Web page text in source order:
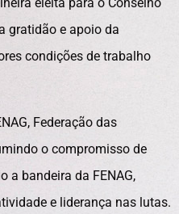
gratidão e apoio da
condições de trabalho
Federação das
o compromisso de
a bandeira da FENAG,
e liderança nas lutas.